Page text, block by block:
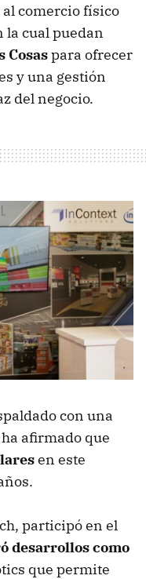
comercio físico
la cual puedan
Cosaspara ofrecer
y una gestión
del negocio.
con una
afirmado que
en este
participó en el
desarrollos como
que permite